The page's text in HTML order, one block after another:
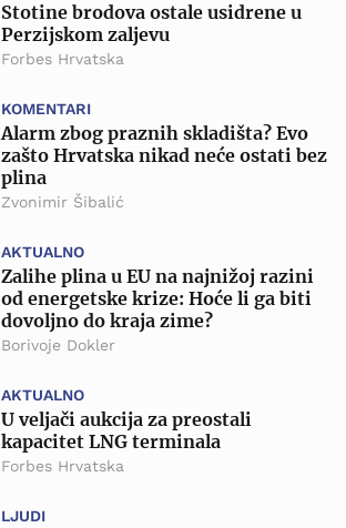
Stotine brodova ostale usidrene u
Perzijskom zaljevu
Forbes Hrvatska
KOMENTARI
Alarm zbog praznih skladišta? Evo
zašto Hrvatska nikad neće ostati bez
plina
Zvonimir Šibalić
AKTUALNO
Zalihe plina u EU na najnižoj razini
od energetske krize: Hoće li ga biti
dovoljno do kraja zime?
Borivoje Dokler
AKTUALNO
U veljači aukcija za preostali
kapacitet LNG terminala
Forbes Hrvatska
LJUDI